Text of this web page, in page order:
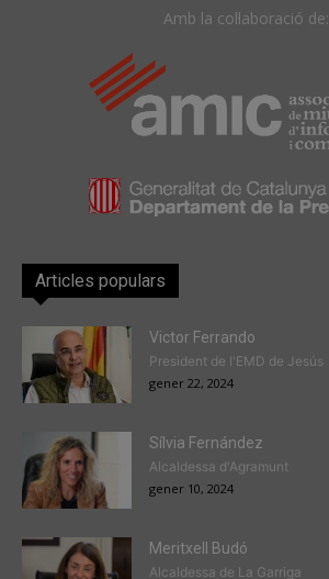
Amb la col·laboració de:
Articles populars
Victor Ferrando
President de l'EMD de Jesús
gener 22, 2024
Sílvia Fernández
Alcaldessa d'Agramunt
gener 10, 2024
Meritxell Budó
Alcaldessa de La Garriga